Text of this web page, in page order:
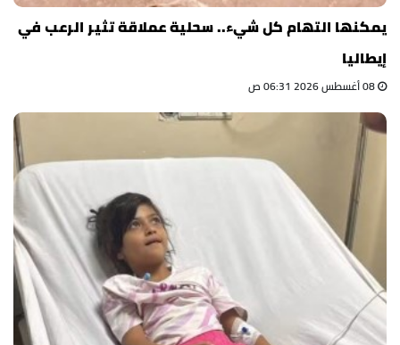
يمكنها التهام كل شيء.. سحلية عملاقة تثير الرعب في
إيطاليا